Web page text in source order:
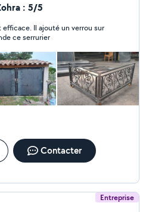
: 5/5
Il ajouté un verrou sur
ce serrurier
Contacter
Entreprise